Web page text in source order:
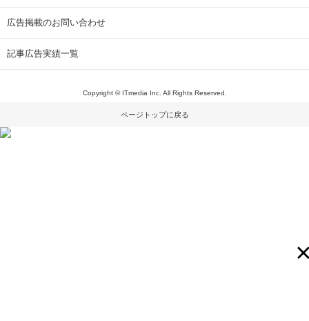
広告掲載のお問い合わせ
記事広告実績一覧
Copyright © ITmedia Inc. All Rights Reserved.
ページトップに戻る